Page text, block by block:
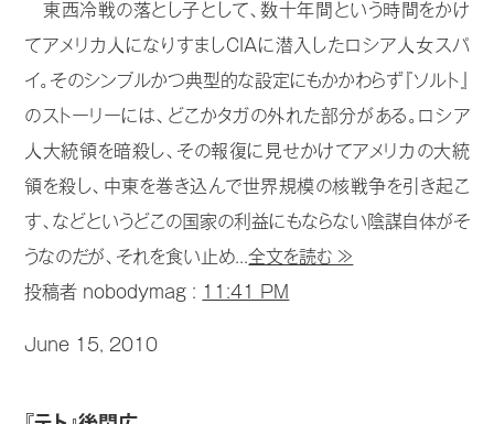
東西冷戦の落とし子として、数十年間という時間をかけ
てアメリカ人になりすましCIAに潜入したロシア人女スパ
イ。そのシンプルかつ典型的な設定にもかかわらず『ソルト』
のストーリーには、どこかタガの外れた部分がある。ロシア
人大統領を暗殺し、その報復に見せかけてアメリカの大統
領を殺し、中東を巻き込んで世界規模の核戦争を引き起こ
す、などというどこの国家の利益にもならない陰謀自体がそ
うなのだが、それを食い止め...全文を読む ≫
投稿者 nobodymag : 11:41 PM
June 15, 2010